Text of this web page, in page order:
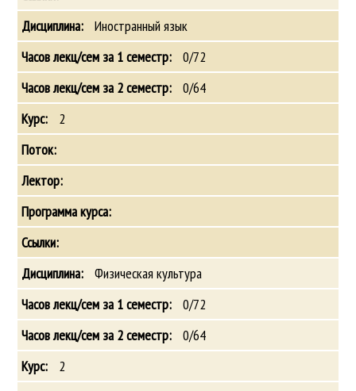
Иностранный язык
0/72
0/64
2
Физическая культура
0/72
0/64
2